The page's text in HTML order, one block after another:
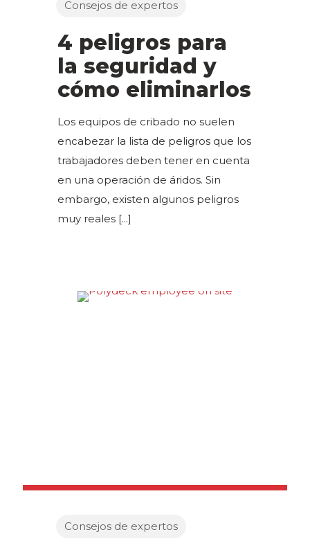
Consejos de expertos
4 peligros para
la seguridad y
cómo eliminarlos
Los equipos de cribado no suelen
encabezar la lista de peligros que los
trabajadores deben tener en cuenta
en una operación de áridos. Sin
embargo, existen algunos peligros
muy reales [...]
Consejos de expertos